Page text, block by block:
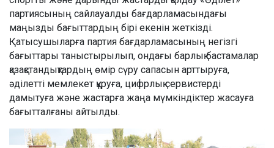
партиясының сайлауалды бағдарламасындағы
маңызды бағыттардың бірі екенін жеткізді.
Қатысушыларға партия бағдарламасының негізгі
бағыттары таныстырылып, ондағы барлық бастамалар
қазақстандықтардың өмір сүру сапасын арттыруға,
әділетті мемлекет құруға, цифрлық сервистерді
дамытуға және жастарға жаңа мүмкіндіктер жасауға
бағытталғаны айтылды.